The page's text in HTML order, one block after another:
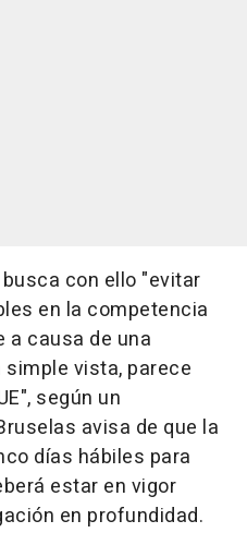
con ello "evitar
en la competencia
a causa de una
vista, parece
según un
avisa de que la
días hábiles para
estar en vigor
en profundidad.